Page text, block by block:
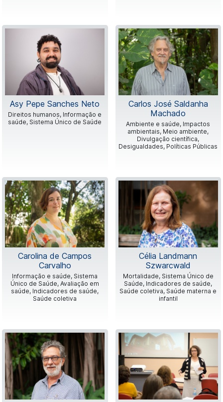
Asy Pepe Sanches Neto
Direitos humanos, Informação e
saúde, Sistema Único de Saúde
Carlos José Saldanha
Machado
Ambiente e saúde, Impactos
ambientais, Meio ambiente,
Divulgação científica,
Desigualdades, Políticas Públicas
Carolina de Campos
Carvalho
Informação e saúde, Sistema
Único de Saúde, Avaliação em
saúde, Indicadores de saúde,
Saúde coletiva
Célia Landmann
Szwarcwald
Mortalidade, Sistema Único de
Saúde, Indicadores de saúde,
Saúde coletiva, Saúde materna e
infantil